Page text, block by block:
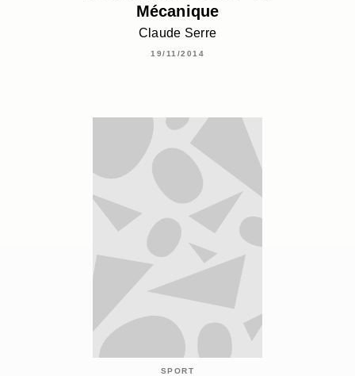
Mécanique
Claude Serre
19/11/2014
SPORT